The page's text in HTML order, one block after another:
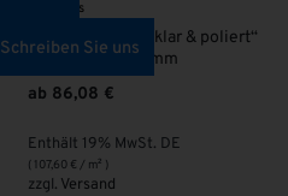
ESG Glas
ESG Glas 8 mm „klar & poliert“
bis BREITE 800 mm
ab 86,08 €
Enthält 19% MwSt. DE
( 107,60 € / m² )
zzgl. Versand
Schreiben Sie uns